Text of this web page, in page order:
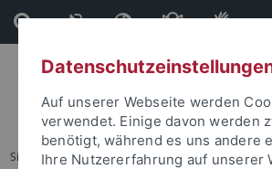
Direkt
zum
Inhalt
Direkt
zur
Fußleiste
Sie sind hier: Startseite ... Aktuelles und
Auf unserer Webseite werden
verwendet. Einige davon werden
benötigt, während es uns andere
Ihre Nutzererfahrung auf unserer